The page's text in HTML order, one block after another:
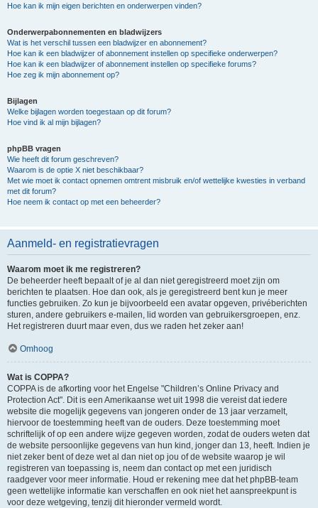
Hoe kan ik mijn eigen berichten en onderwerpen vinden?
Onderwerpabonnementen en bladwijzers
Wat is het verschil tussen een bladwijzer en abonnement?
Hoe kan ik een bladwijzer of abonnement instellen op specifieke onderwerpen?
Hoe kan ik een bladwijzer of abonnement instellen op specifieke forums?
Hoe zeg ik mijn abonnement op?
Bijlagen
Welke bijlagen worden toegestaan op dit forum?
Hoe vind ik al mijn bijlagen?
phpBB vragen
Wie heeft dit forum geschreven?
Waarom is de optie X niet beschikbaar?
Met wie moet ik contact opnemen omtrent misbruik en/of wettelijke kwesties in verband
met dit forum?
Hoe neem ik contact op met een beheerder?
Aanmeld- en registratievragen
Waarom moet ik me registreren?
De beheerder heeft bepaalt of je al dan niet geregistreerd moet zijn om
berichten te plaatsen. Hoe dan ook, als je geregistreerd bent kun je meer
functies gebruiken. Zo kun je bijvoorbeeld een avatar opgeven, privéberichten
sturen, andere gebruikers e-mailen, lid worden van gebruikersgroepen, enz.
Het registreren duurt maar even, dus we raden het zeker aan!
Omhoog
Wat is COPPA?
COPPA is de afkorting voor het Engelse "Children’s Online Privacy and
Protection Act". Dit is een Amerikaanse wet uit 1998 die vereist dat iedere
website die mogelijk gegevens van jongeren onder de 13 jaar verzamelt,
hiervoor de toestemming heeft van de ouders. Deze toestemming moet
schriftelijk of op een andere wijze gegeven worden, zodat de ouders weten dat
de website persoonlijke gegevens van hun kind, jonger dan 13, heeft. Indien je
niet zeker bent of deze wet al dan niet op jou of de website waarop je wil
registreren van toepassing is, neem dan contact op met een juridisch
raadgever voor meer informatie. Houd er rekening mee dat het phpBB-team
geen wettelijke informatie kan verschaffen en ook niet het aanspreekpunt is
voor deze wetgeving, tenzij dit hieronder vermeld wordt.